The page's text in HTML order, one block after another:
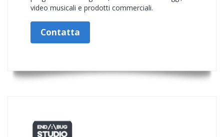
video musicali e prodotti commerciali.
Contatta